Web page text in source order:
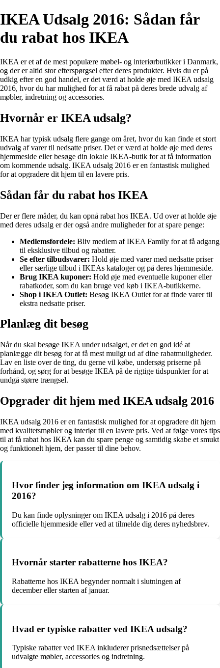
IKEA Udsalg 2016: Sådan får
du rabat hos IKEA
IKEA er et af de mest populære møbel- og interiørbutikker i Danmark,
og der er altid stor efterspørgsel efter deres produkter. Hvis du er på
udkig efter en god handel, er det værd at holde øje med IKEA udsalg
2016, hvor du har mulighed for at få rabat på deres brede udvalg af
møbler, indretning og accessories.
Hvornår er IKEA udsalg?
IKEA har typisk udsalg flere gange om året, hvor du kan finde et stort
udvalg af varer til nedsatte priser. Det er værd at holde øje med deres
hjemmeside eller besøge din lokale IKEA-butik for at få information
om kommende udsalg. IKEA udsalg 2016 er en fantastisk mulighed
for at opgradere dit hjem til en lavere pris.
Sådan får du rabat hos IKEA
Der er flere måder, du kan opnå rabat hos IKEA. Ud over at holde øje
med deres udsalg er der også andre muligheder for at spare penge:
Medlemsfordele: Bliv medlem af IKEA Family for at få adgang
til eksklusive tilbud og rabatter.
Se efter tilbudsvarer: Hold øje med varer med nedsatte priser
eller særlige tilbud i IKEAs kataloger og på deres hjemmeside.
Brug IKEA kuponer: Hold øje med eventuelle kuponer eller
rabatkoder, som du kan bruge ved køb i IKEA-butikkerne.
Shop i IKEA Outlet: Besøg IKEA Outlet for at finde varer til
ekstra nedsatte priser.
Planlæg dit besøg
Når du skal besøge IKEA under udsalget, er det en god idé at
planlægge dit besøg for at få mest muligt ud af dine rabatmuligheder.
Lav en liste over de ting, du gerne vil købe, undersøg priserne på
forhånd, og sørg for at besøge IKEA på de rigtige tidspunkter for at
undgå større trængsel.
Opgrader dit hjem med IKEA udsalg 2016
IKEA udsalg 2016 er en fantastisk mulighed for at opgradere dit hjem
med kvalitetsmøbler og interiør til en lavere pris. Ved at følge vores tips
til at få rabat hos IKEA kan du spare penge og samtidig skabe et smukt
og funktionelt hjem, der passer til dine behov.
Hvor finder jeg information om IKEA udsalg i
2016?
Du kan finde oplysninger om IKEA udsalg i 2016 på deres
officielle hjemmeside eller ved at tilmelde dig deres nyhedsbrev.
Hvornår starter rabatterne hos IKEA?
Rabatterne hos IKEA begynder normalt i slutningen af
december eller starten af januar.
Hvad er typiske rabatter ved IKEA udsalg?
Typiske rabatter ved IKEA inkluderer prisnedsættelser på
udvalgte møbler, accessories og indretning.